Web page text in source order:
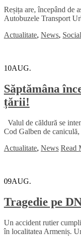
Reșița are, începând de
Autobuzele Transport
Actualitate, News, Social
10AUG.
Săptămâna
țării!
Valul de căldură se
Cod Galben de
Actualitate, News Read
09AUG.
Tragedie pe
Un accident rutier
în localitatea Armeniș.